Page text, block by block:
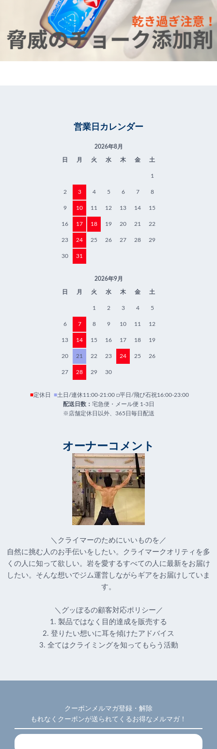
営業日カレンダー
2026年8月
日 月 火 水 木 金 土
1
2 3 4 5 6 7 8
9 10 11 12 13 14 15
16 17 18 19 20 21 22
23 24 25 26 27 28 29
30 31
2026年9月
日 月 火 水 木 金 土
1 2 3 4 5
6 7 8 9 10 11 12
13 14 15 16 17 18 19
20 21 22 23 24 25 26
27 28 29 30
■定休日 ■土日/連休11:00-21:00 □平日/飛び石祝16:00-23:00
配送日数： 宅急便・メール便 1-3日
※店舗定休日以外、365日毎日配送
オーナーコメント
＼クライマーのためにいいものを／
自然に挑む人のお手伝いをしたい。クライマークオリティを多
くの人に知って欲しい。岩を愛するすべての人に最新をお届け
したい。そんな想いでジム運営しながらギアをお届けしていま
す。
＼グッぼるの顧客対応ポリシー／
1. 製品ではなく目的達成を販売する
2. 登りたい想いに耳を傾けたアドバイス
3. 全てはクライミングを知ってもらう活動
クーポンメルマガ登録・解除
もれなくクーポンが送られてくるお得なメルマガ！